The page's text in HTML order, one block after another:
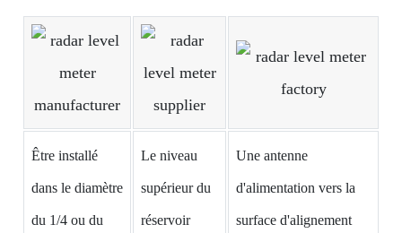
Être installé
dans le diamètre
du 1/4 ou du
Le niveau
supérieur du
réservoir
Une antenne
d'alimentation vers la
surface d'alignement